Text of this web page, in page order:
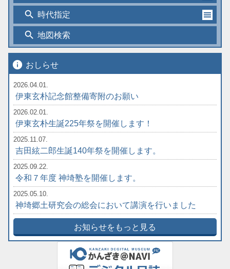
search 時代指定
search 地図検索
info おしらせ
2026.04.01.
伊東玄朴記念館整備寄附のお願い
2026.02.01.
伊東玄朴生誕225年祭を開催します！
2025.11.07.
吉田絃二郎生誕140年祭を開催します。
2025.09.22.
令和７年度 神埼塾を開催します。
2025.05.10.
神埼郷土研究会の総会において講演を行いました
お知らせをもっと見る